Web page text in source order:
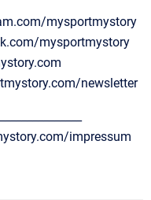
mysportmystory
mysportmystory
newsletter
impressum